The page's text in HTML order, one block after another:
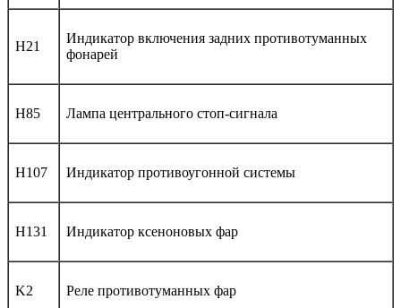
H21
Индикатор включения задних противотуманных
фонарей
H85 Лампа центрального стоп-сигнала
H107 Индикатор противоугонной системы
H131 Индикатор ксеноновых фар
K2 Реле противотуманных фар